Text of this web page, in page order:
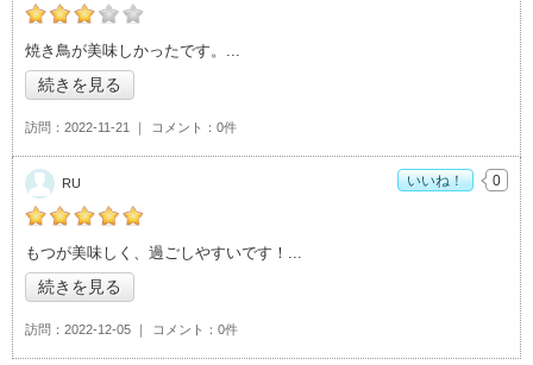
k.dragonの「つくば鶏の店 ふくろう>」おすすめ度：
焼き鳥が美味しかったです。
続きを見る
訪問 2022-11-21 コメント 0件
RUの「つくば鶏の店 ふくろう>」おすすめ度：
もつが美味しく、過ごしやすいです！
続きを見る
訪問 2022-12-05 コメント 0件
RU いいね！ 0